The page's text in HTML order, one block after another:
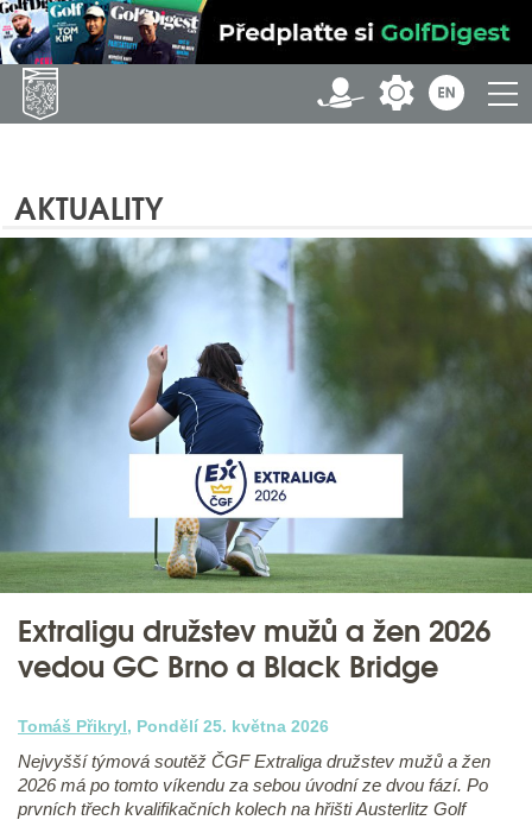
AKTUALITY
Extraligu družstev mužů a žen 2026
vedou GC Brno a Black Bridge
Tomáš Přikryl, Pondělí 25. května 2026
Nejvyšší týmová soutěž ČGF Extraliga družstev mužů a žen
2026 má po tomto víkendu za sebou úvodní ze dvou fází. Po
prvních třech kvalifikačních kolech na hřišti Austerlitz Golf